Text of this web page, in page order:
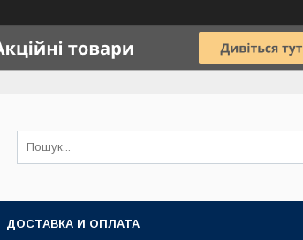
ДОСТАВКА И ОПЛАТА